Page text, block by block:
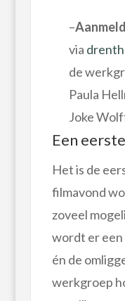
–
via
de
Paula
Joke
Een
Het is de
filmavond
zoveel
wordt er
én de
werkgroep